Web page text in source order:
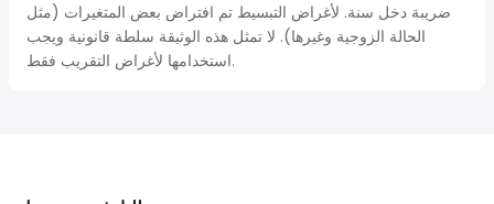
ضريبة دخل سنة. لأغراض التبسيط تم افتراض بعض المتغيرات (مثل
الحالة الزوجية وغيرها). لا تمثل هذه الوثيقة سلطة قانونية ويجب
استخدامها لأغراض التقريب فقط.